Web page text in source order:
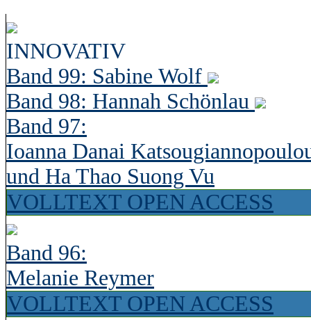
INNOVATIV
Band 99: Sabine Wolf
Band 98: Hannah Schönlau
Band 97:
Ioanna Danai
und Ha Thao Suong Vu
VOLLTEXT OPEN ACCESS
Band 96:
Melanie Reymer
VOLLTEXT OPEN ACCESS